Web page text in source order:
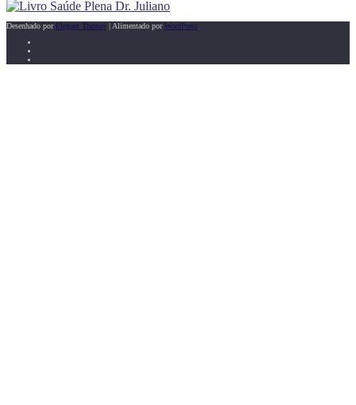
Desenhado por Elegant Themes | Alimentado porWordPress